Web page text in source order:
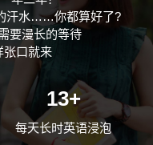
汗水……你都算好了?
要漫长的等待
张口就来
13+
每天长时英语浸泡